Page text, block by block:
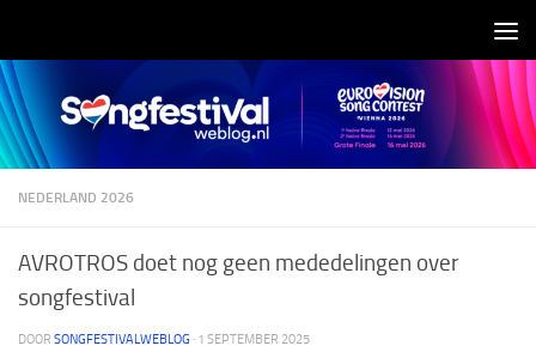
NEDERLAND 2026
AVROTROS doet nog geen mededelingen over
songfestival
DOOR SONGFESTIVALWEBLOG · 1 SEPTEMBER 2025